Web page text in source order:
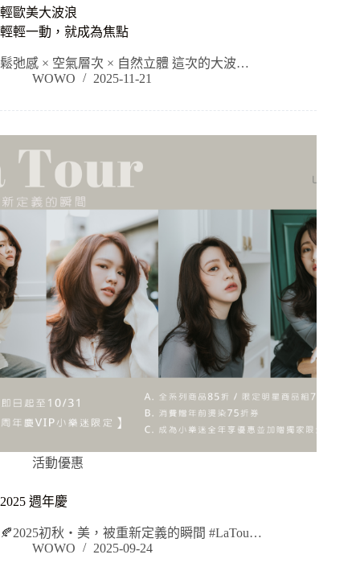
輕歐美大波浪
輕輕一動，就成為焦點
鬆弛感 × 空氣層次 × 自然立體 這次的大波…
WOWO
2025-11-21
活動優惠
2025 週年慶
🍂2025初秋・美，被重新定義的瞬間 #LaTou…
WOWO
2025-09-24